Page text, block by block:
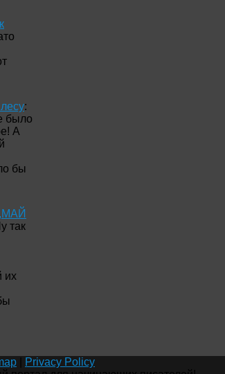
:
было
А
бы
так
их
Privacy Policy